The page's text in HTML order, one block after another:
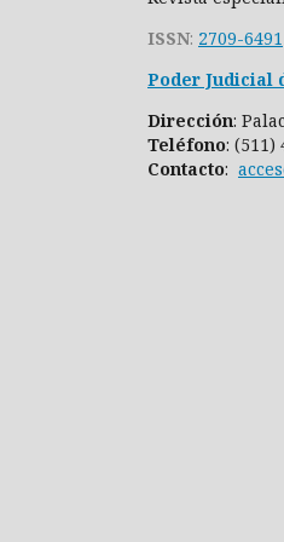
ISSN: 2709-6491
Poder Judicial
Dirección:
Teléfono: (511)
Contacto: